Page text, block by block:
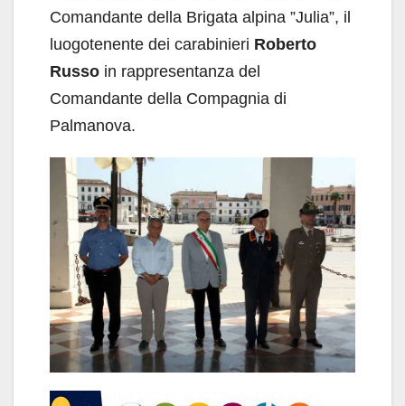
Comandante della Brigata alpina ”Julia”, il
luogotenente dei carabinieri Roberto
Russo in rappresentanza del
Comandante della Compagnia di
Palmanova.